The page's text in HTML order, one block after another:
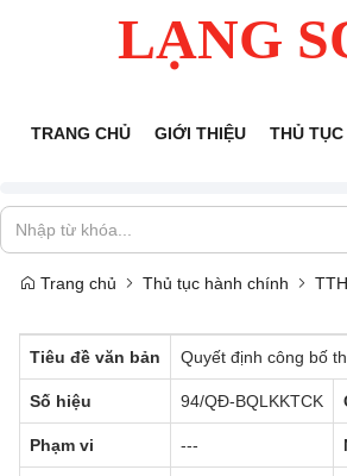
LẠNG
TRANG CHỦ GIỚI THIỆU THỦ
Trang chủ Thủ tục hành chính
Tiêu đề văn bản Quyết định công bố
Số hiệu 94/QĐ-BQLKKTCK
Phạm vi ---